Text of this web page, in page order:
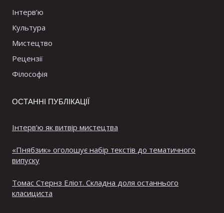
Інтерв’ю
Культура
Мистецтво
Рецензії
Філософія
ОСТАННІ ПУБЛІКАЦІЇ
Інтерв’ю як витвір мистецтва
«Пнябзик» оголошує набір текстів до тематичного
випуску
Томас Стернз Еліот. Складна доля останнього
класициста